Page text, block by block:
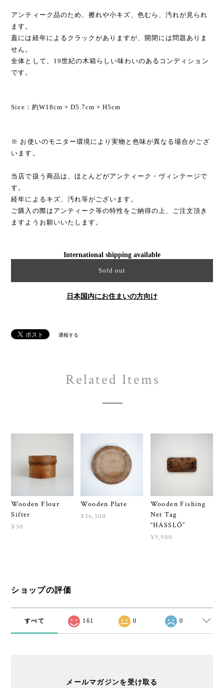
アンティーク品のため、擦れや小キズ、色むら、汚れが見られ
ます。
蓋には経年によるクラックがありますが、開閉には問題ありま
せん。
全体として、19世紀の木箱らしい味わいのあるコンディション
です。
Size：約W18cm × D5.7cm × H5cm
※ お使いのモニター環境により実物と色味が異なる場合がござ
います。
当店で扱う商品は、ほとんどがアンティーク・ヴィンテージで
す。
経年によるキズ、汚れ等がございます。
ご購入の際はアンティーク等の特性をご納得の上、ご注文頂き
ますようお願いいたします。
International shipping available
Sold out
日本国内にお住まいの方向け
通報する
Related Items
Wooden Flour
Sifter
¥50
Wooden Plate
¥16,500
Wooden Fishing
Net Tag
“HASSLÖ”
¥9,900
ショップの評価
すべて 161 0 0
メールマガジンを受け取る